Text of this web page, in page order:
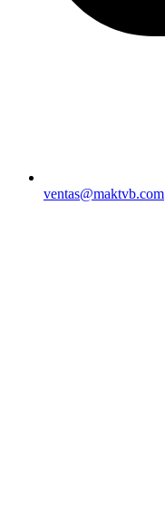
ventas@maktvb.com